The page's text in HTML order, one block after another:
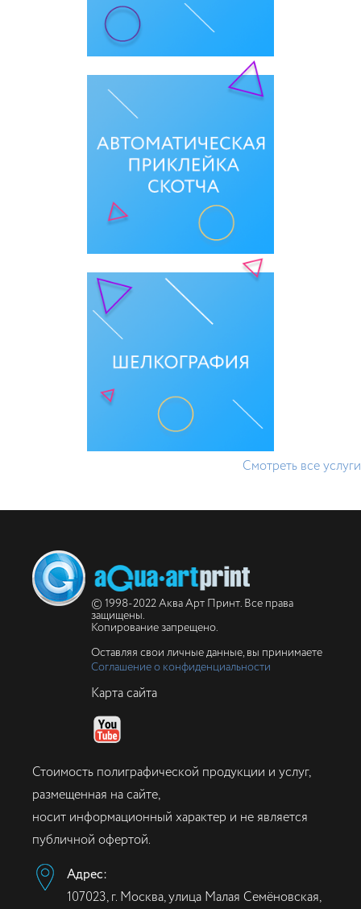
Смотреть все услуги
© 1998-2022 Аква Арт Принт. Все права
защищены.
Копирование запрещено.
Оставляя свои личные данные, вы принимаете
Соглашение о конфиденциальности
Карта сайта
Стоимость полиграфической продукции и услуг,
размещенная на сайте,
носит информационный характер и не является
публичной офертой.
Адрес:
107023, г. Москва, улица Малая Семёновская,